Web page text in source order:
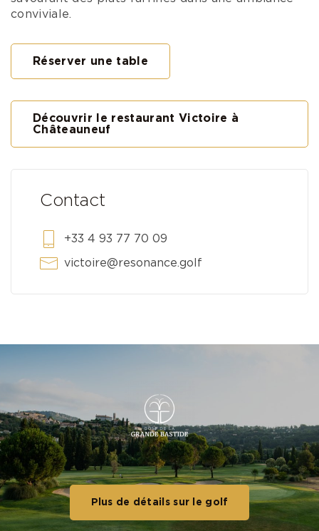
conviviale.
Réserver une table
Découvrir le restaurant Victoire à
Châteauneuf
Contact
+33 4 93 77 70 09
victoire@resonance.golf
Plus de détails sur le golf